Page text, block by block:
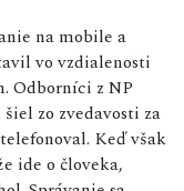
na mobile a
vo vzdialenosti
Odborníci z NP
zo zvedavosti za
Keď však
ide o človeka,